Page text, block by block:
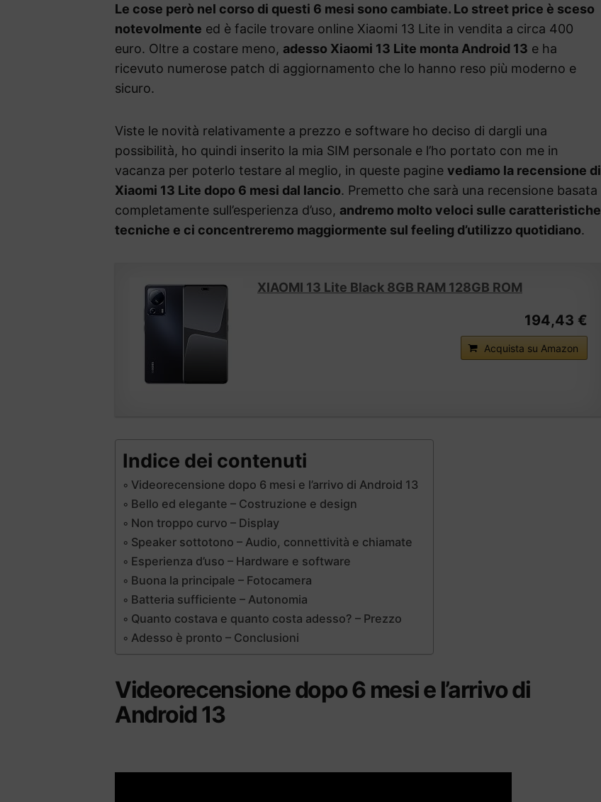
Le cose però nel corso di questi 6 mesi sono cambiate. Lo street price è sceso
notevolmente ed è facile trovare online Xiaomi 13 Lite in vendita a circa 400
euro. Oltre a costare meno, adesso Xiaomi 13 Lite monta Android 13 e ha
ricevuto numerose patch di aggiornamento che lo hanno reso più moderno e
sicuro.
Viste le novità relativamente a prezzo e software ho deciso di dargli una
possibilità, ho quindi inserito la mia SIM personale e l’ho portato con me in
vacanza per poterlo testare al meglio, in queste pagine vediamo la recensione di
Xiaomi 13 Lite dopo 6 mesi dal lancio. Premetto che sarà una recensione basata
completamente sull’esperienza d’uso, andremo molto veloci sulle caratteristiche
tecniche e ci concentreremo maggiormente sul feeling d’utilizzo quotidiano.
XIAOMI 13 Lite Black 8GB RAM 128GB ROM
194,43 €
Acquista su Amazon
Indice dei contenuti
Videorecensione dopo 6 mesi e l’arrivo di Android 13
Bello ed elegante – Costruzione e design
Non troppo curvo – Display
Speaker sottotono – Audio, connettività e chiamate
Esperienza d’uso – Hardware e software
Buona la principale – Fotocamera
Batteria sufficiente – Autonomia
Quanto costava e quanto costa adesso? – Prezzo
Adesso è pronto – Conclusioni
Videorecensione dopo 6 mesi e l’arrivo di
Android 13